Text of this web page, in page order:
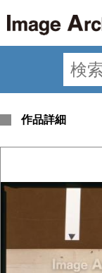
作品詳細